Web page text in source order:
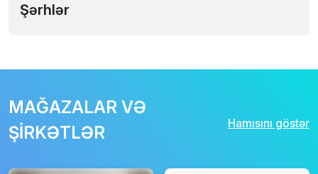
Şərhlər
MAĞAZALAR VƏ
ŞİRKƏTLƏR
Hamısını göstər